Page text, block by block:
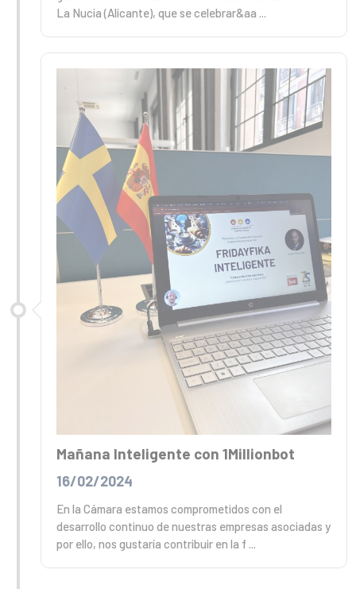
La Nucia (Alicante), que se celebrar&aa ...
Mañana Inteligente con 1Millionbot
16/02/2024
En la Cámara estamos comprometidos con el
desarrollo continuo de nuestras empresas asociadas y
por ello, nos gustaría contribuir en la f ...